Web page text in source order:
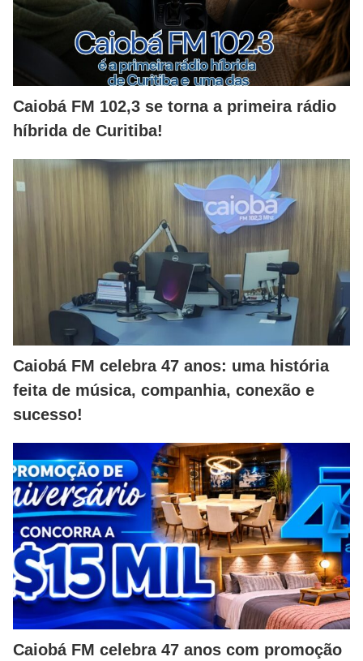
Caiobá FM 102,3 se torna a primeira rádio
híbrida de Curitiba!
Caiobá FM celebra 47 anos: uma história
feita de música, companhia, conexão e
sucesso!
Caiobá FM celebra 47 anos com promoção